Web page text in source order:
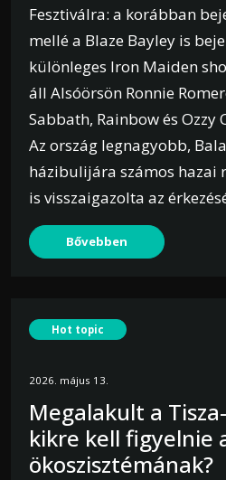
Fesztiválra: a korábban
mellé a Blaze Bayley is
különleges Iron Maiden
áll Alsóörsön Ronnie
Sabbath, Rainbow és Ozzy
Az ország legnagyobb,
házibulijára számos hazai
is visszaigazolta az
Bővebben
Hot topic
2026. május 13.
Megalakult a
kikre kell figyelnie
ökoszisztémának?